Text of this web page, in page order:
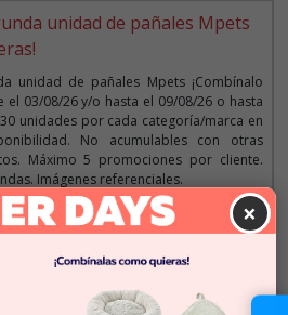
unidad de pañales Mpets
unidad de pañales Mpets ¡Combínalo
03/08/26 y/o hasta el 09/08/26 o hasta
unidades por cada categoría/marca en
No acumulables con otras
Máximo 5 promociones por cliente.
Imágenes referenciales.
×